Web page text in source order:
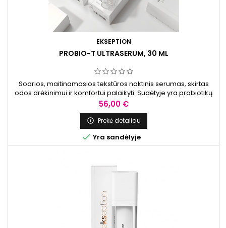
EKSEPTION
PROBIO-T ULTRASERUM, 30 ML
Sodrios, maitinamosios tekstūros naktinis serumas, skirtas
odos drėkinimui ir komfortui palaikyti. Sudėtyje yra probiotikų
kompleksas ir mažos molekulinės masės hialurono rūgštis,
kuri padeda išlaikyti odos drėgmę ir elastingumą.
Kaina
56,00 €
 Prekė detaliau
 Yra sandėlyje